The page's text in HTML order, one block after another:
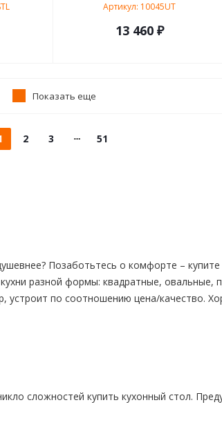
Артикул: 10045UT
13 460 ₽
Показать еще
2 3 51
Позаботьтесь о комфорте –
разной формы: квадратные, овальные,
устроит по соотношению цена/качество.
сложностей купить кухонный стол.